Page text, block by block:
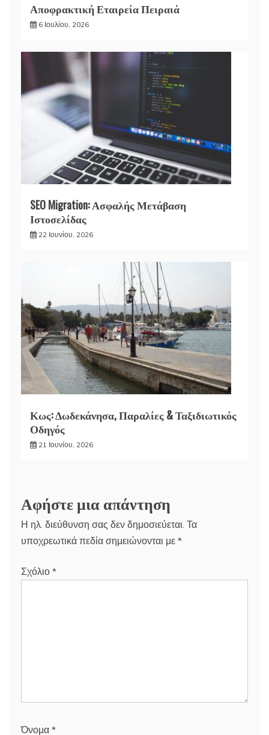
Αποφρακτική Εταιρεία Πειραιά
6 Ιουλίου, 2026
SEO Migration: Ασφαλής Μετάβαση
Ιστοσελίδας
22 Ιουνίου, 2026
Κως: Δωδεκάνησα, Παραλίες & Ταξιδιωτικός
Οδηγός
21 Ιουνίου, 2026
Αφήστε μια απάντηση
Η ηλ. διεύθυνση σας δεν δημοσιεύεται. Τα
υποχρεωτικά πεδία σημειώνονται με *
Σχόλιο *
Όνομα *